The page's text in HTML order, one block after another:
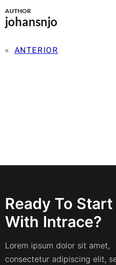
AUTHOR
johansnjo
« ANTERIOR
Ready To
With Intrace?
Lorem ipsum dolor sit amet,
consectetur adipiscing elit,